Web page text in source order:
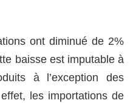
ont diminué de 2%
baisse est imputable à
à l’exception des
les importations de